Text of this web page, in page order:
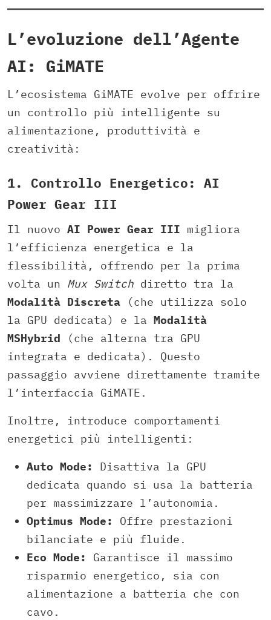
L’evoluzione dell’Agente
AI: GiMATE
L’ecosistema GiMATE evolve per offrire
un controllo più intelligente su
alimentazione, produttività e
creatività:
1. Controllo Energetico: AI
Power Gear III
Il nuovo AI Power Gear III migliora
l’efficienza energetica e la
flessibilità, offrendo per la prima
volta un Mux Switch diretto tra la
Modalità Discreta (che utilizza solo
la GPU dedicata) e la Modalità
MSHybrid (che alterna tra GPU
integrata e dedicata). Questo
passaggio avviene direttamente tramite
l’interfaccia GiMATE.
Inoltre, introduce comportamenti
energetici più intelligenti:
Auto Mode:
Disattiva la GPU
dedicata quando si usa la batteria
per massimizzare l’autonomia.
Optimus Mode:
Offre prestazioni
bilanciate e più fluide.
Eco Mode:
Garantisce il massimo
risparmio energetico, sia con
alimentazione a batteria che con
cavo.